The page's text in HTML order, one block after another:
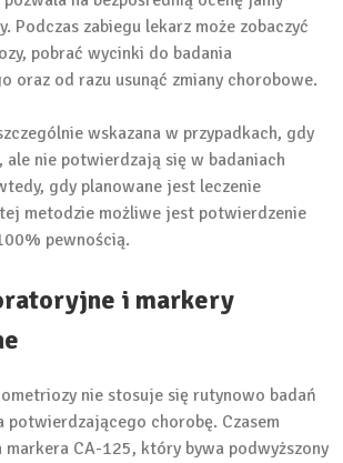
Podczas zabiegu lekarz może zobaczyć
pobrać wycinki do badania
oraz od razu usunąć zmiany chorobowe.
wskazana w przypadkach, gdy
ale nie potwierdzają się w badaniach
gdy planowane jest leczenie
metodzie możliwe jest potwierdzenie
pewnością.
i markery
nie stosuje się rutynowo badań
potwierdzającego chorobę. Czasem
markera CA-125, który bywa podwyższony